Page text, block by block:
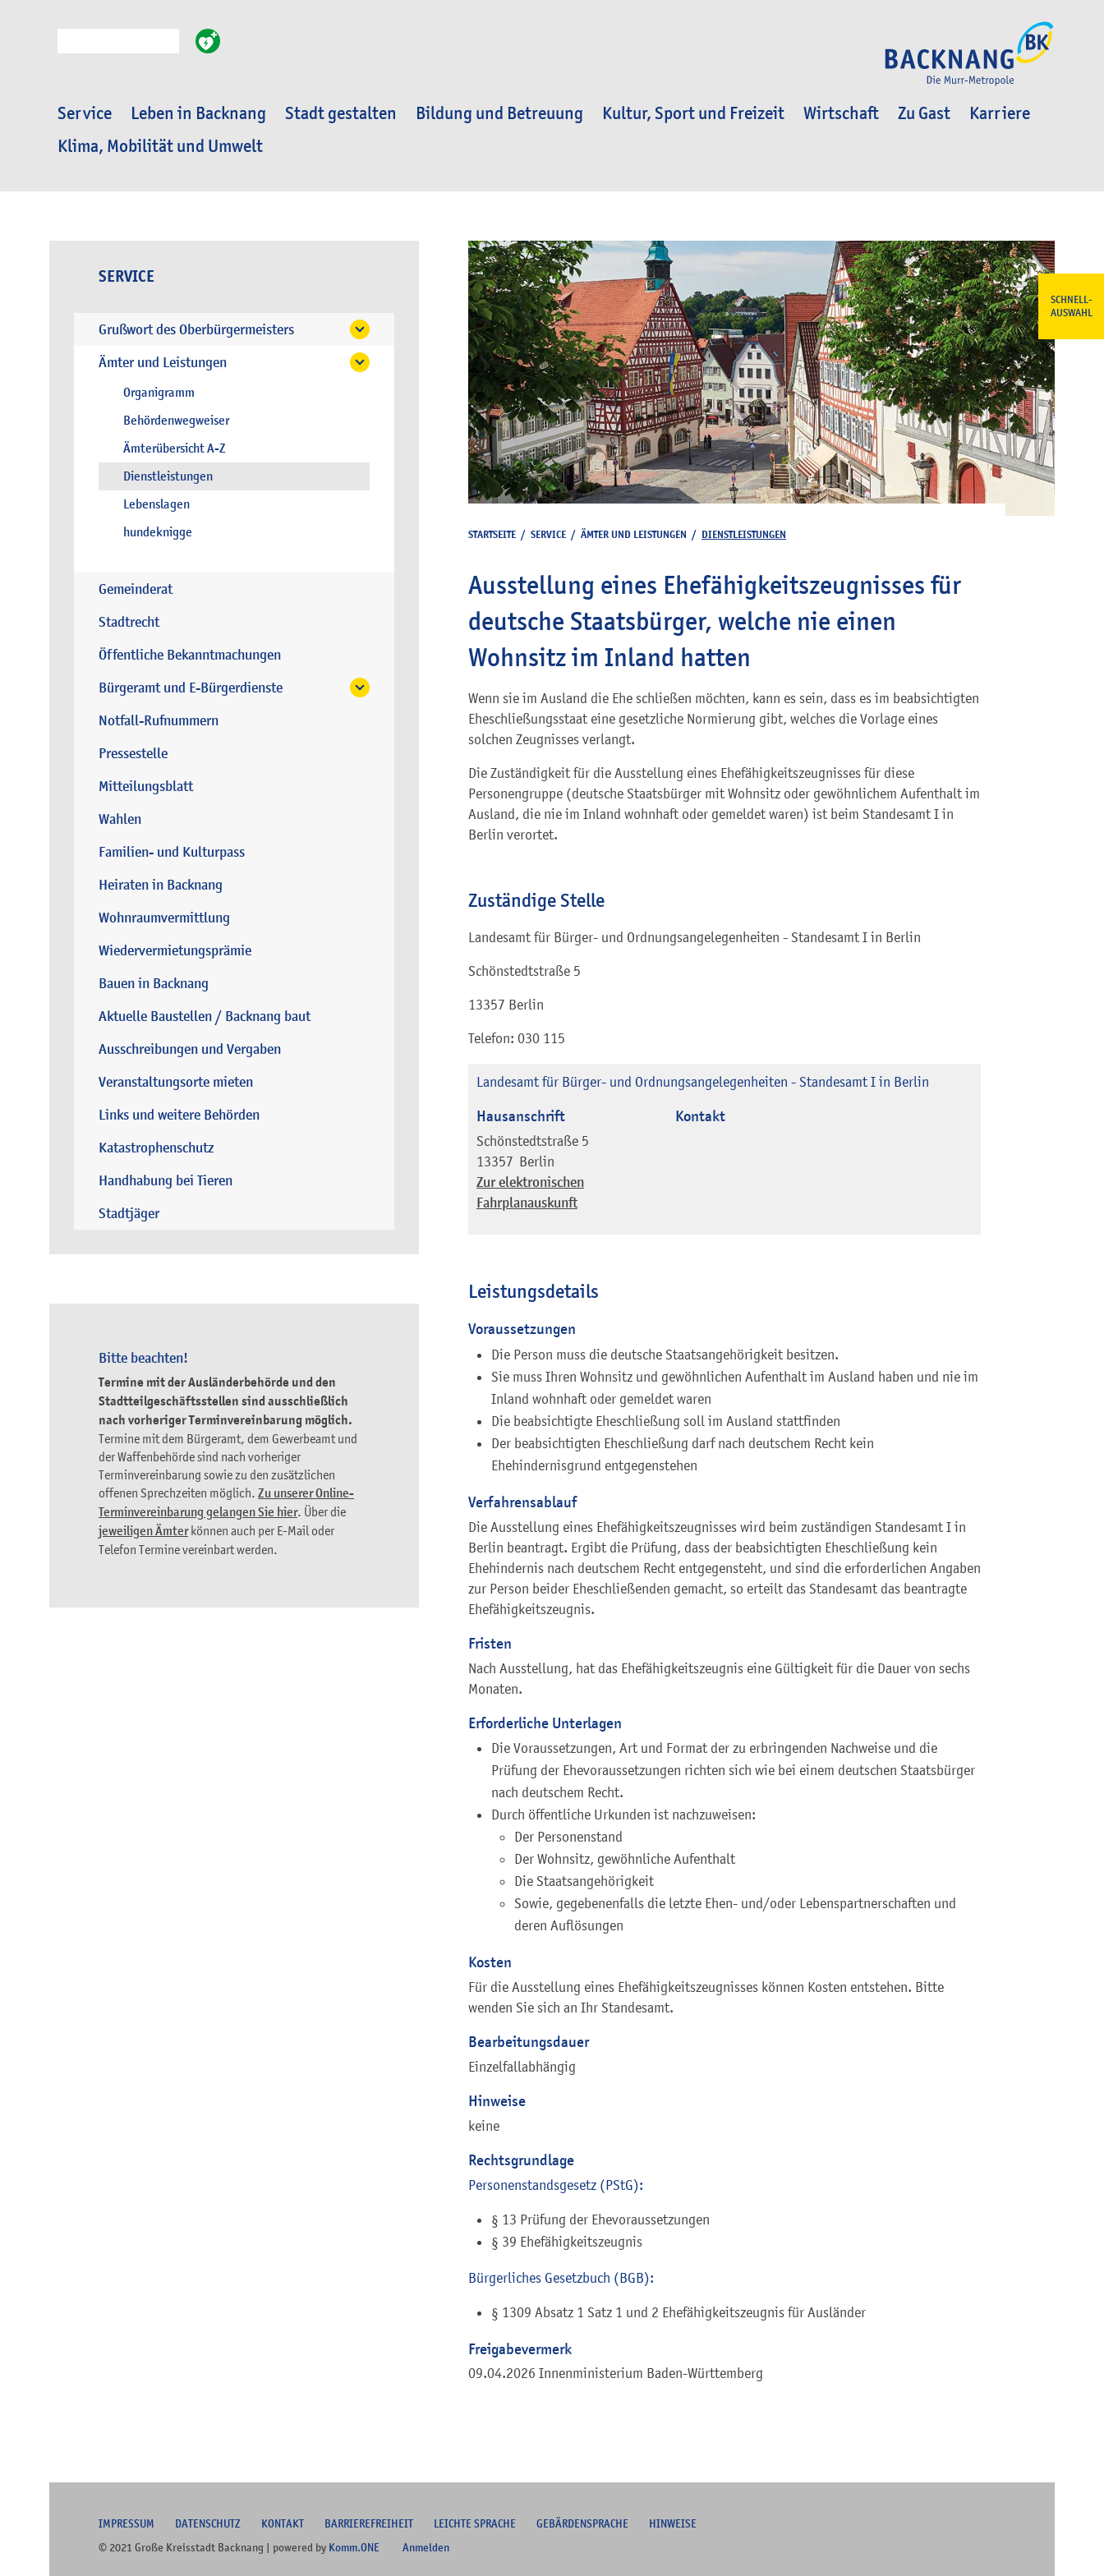
Service Leben in Backnang Stadt gestalten Bildung und Betreuung Kultur, Sport und Freizeit Wirtschaft Zu Gast
Karriere
Klima, Mobilität und Umwelt
SCHNELL-
AUSWAHL
SERVICE
Grußwort des Oberbürgermeisters
Ämter und Leistungen
Organigramm
Behördenwegweiser
Ämterübersicht A-Z
Dienstleistungen
Lebenslagen
hundeknigge
Gemeinderat
Stadtrecht
Öffentliche Bekanntmachungen
Bürgeramt und E-Bürgerdienste
Notfall-Rufnummern
Pressestelle
Mitteilungsblatt
Wahlen
Familien- und Kulturpass
Heiraten in Backnang
Wohnraumvermittlung
Wiedervermietungsprämie
Bauen in Backnang
Aktuelle Baustellen / Backnang baut
Ausschreibungen und Vergaben
Veranstaltungsorte mieten
Links und weitere Behörden
Katastrophenschutz
Handhabung bei Tieren
Stadtjäger
Bitte beachten!
Termine mit der Ausländerbehörde und den
Stadtteilgeschäftsstellen sind ausschließlich
nach vorheriger Terminvereinbarung möglich.
Termine mit dem Bürgeramt, dem Gewerbeamt und
der Waffenbehörde sind nach vorheriger
Terminvereinbarung sowie zu den zusätzlichen
offenen Sprechzeiten möglich. Zu unserer Online-
Terminvereinbarung gelangen Sie hier. Über die
jeweiligen Ämterkönnen auch per E-Mail oder
Telefon Termine vereinbart werden.
STARTSEITE / SERVICE / ÄMTER UND LEISTUNGEN / DIENSTLEISTUNGEN
Ausstellung eines Ehefähigkeitszeugnisses für
deutsche Staatsbürger, welche nie einen
Wohnsitz im Inland hatten
Wenn sie im Ausland die Ehe schließen möchten, kann es sein, dass es im beabsichtigten
Eheschließungsstaat eine gesetzliche Normierung gibt, welches die Vorlage eines
solchen Zeugnisses verlangt.
Die Zuständigkeit für die Ausstellung eines Ehefähigkeitszeugnisses für diese
Personengruppe (deutsche Staatsbürger mit Wohnsitz oder gewöhnlichem Aufenthalt im
Ausland, die nie im Inland wohnhaft oder gemeldet waren) ist beim Standesamt I in
Berlin verortet.
Zuständige Stelle
Landesamt für Bürger- und Ordnungsangelegenheiten - Standesamt I in Berlin
Schönstedtstraße 5
13357 Berlin
Telefon: 030 115
Landesamt für Bürger- und Ordnungsangelegenheiten - Standesamt I in Berlin
Hausanschrift
Schönstedtstraße 5
13357 Berlin
Zur elektronischen
Fahrplanauskunft
Kontakt
Leistungsdetails
Voraussetzungen
Die Person muss die deutsche Staatsangehörigkeit besitzen.
Sie muss Ihren Wohnsitz und gewöhnlichen Aufenthalt im Ausland haben und nie im
Inland wohnhaft oder gemeldet waren
Die beabsichtigte Eheschließung soll im Ausland stattfinden
Der beabsichtigten Eheschließung darf nach deutschem Recht kein
Ehehindernisgrund entgegenstehen
Verfahrensablauf
Die Ausstellung eines Ehefähigkeitszeugnisses wird beim zuständigen Standesamt I in
Berlin beantragt. Ergibt die Prüfung, dass der beabsichtigten Eheschließung kein
Ehehindernis nach deutschem Recht entgegensteht, und sind die erforderlichen Angaben
zur Person beider Eheschließenden gemacht, so erteilt das Standesamt das beantragte
Ehefähigkeitszeugnis.
Fristen
Nach Ausstellung, hat das Ehefähigkeitszeugnis eine Gültigkeit für die Dauer von sechs
Monaten.
Erforderliche Unterlagen
Die Voraussetzungen, Art und Format der zu erbringenden Nachweise und die
Prüfung der Ehevoraussetzungen richten sich wie bei einem deutschen Staatsbürger
nach deutschem Recht.
Durch öffentliche Urkunden ist nachzuweisen:
Der Personenstand
Der Wohnsitz, gewöhnliche Aufenthalt
Die Staatsangehörigkeit
Sowie, gegebenenfalls die letzte Ehen- und/oder Lebenspartnerschaften und
deren Auflösungen
Kosten
Für die Ausstellung eines Ehefähigkeitszeugnisses können Kosten entstehen. Bitte
wenden Sie sich an Ihr Standesamt.
Bearbeitungsdauer
Einzelfallabhängig
Hinweise
keine
Rechtsgrundlage
Personenstandsgesetz (PStG):
§ 13 Prüfung der Ehevoraussetzungen
§ 39 Ehefähigkeitszeugnis
Bürgerliches Gesetzbuch (BGB):
§ 1309 Absatz 1 Satz 1 und 2 Ehefähigkeitszeugnis für Ausländer
Freigabevermerk
09.04.2026 Innenministerium Baden-Württemberg
IMPRESSUM DATENSCHUTZ KONTAKT BARRIEREFREIHEIT LEICHTE SPRACHE GEBÄRDENSPRACHE
HINWEISE
© 2021 Große Kreisstadt Backnang | powered by Komm.ONE Anmelden